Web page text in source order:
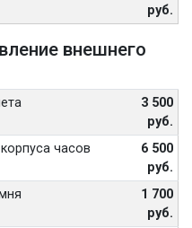
руб.
внешнего
3 500
руб.
часов
6 500
руб.
1 700
руб.